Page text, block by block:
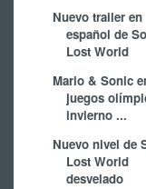
Nuevo trailer en
español de
Lost World
Mario & Sonic
juegos
invierno ...
Nuevo nivel de
Lost World
desvelado